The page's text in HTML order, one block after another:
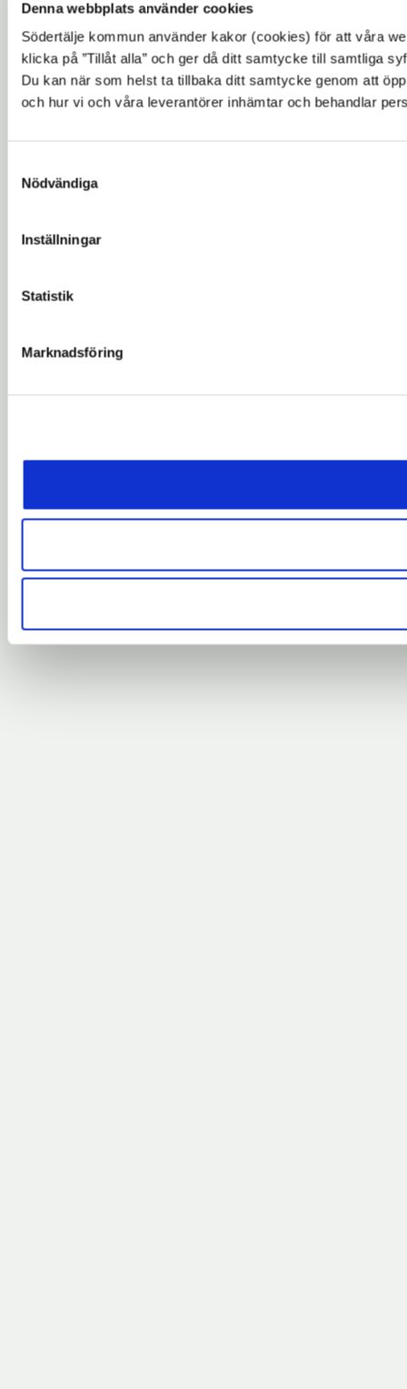
Denna webbplats använder cookies
Södertälje kommun använder kakor (cookies) för att våra
klicka på ”Tillåt alla” och ger då ditt samtycke till samtliga
Du kan när som helst ta tillbaka ditt samtycke genom att
och hur vi och våra leverantörer inhämtar och behandlar
Nödvändiga
Inställningar
Statistik
Marknadsföring